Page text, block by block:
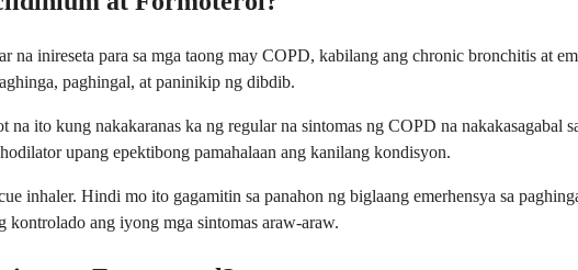
inireseta para sa mga taong may COPD, kabilang ang chronic bronchitis at
paghingal, at paninikip ng dibdib.
na ito kung nakakaranas ka ng regular na sintomas ng COPD na
upang epektibong pamahalaan ang kanilang kondisyon.
inhaler. Hindi mo ito gagamitin sa panahon ng biglaang emerhensya sa
kontrolado ang iyong mga sintomas araw-araw.